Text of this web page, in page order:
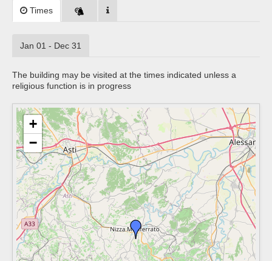
Times
Jan 01 - Dec 31
The building may be visited at the times indicated unless a
religious function is in progress
+
−